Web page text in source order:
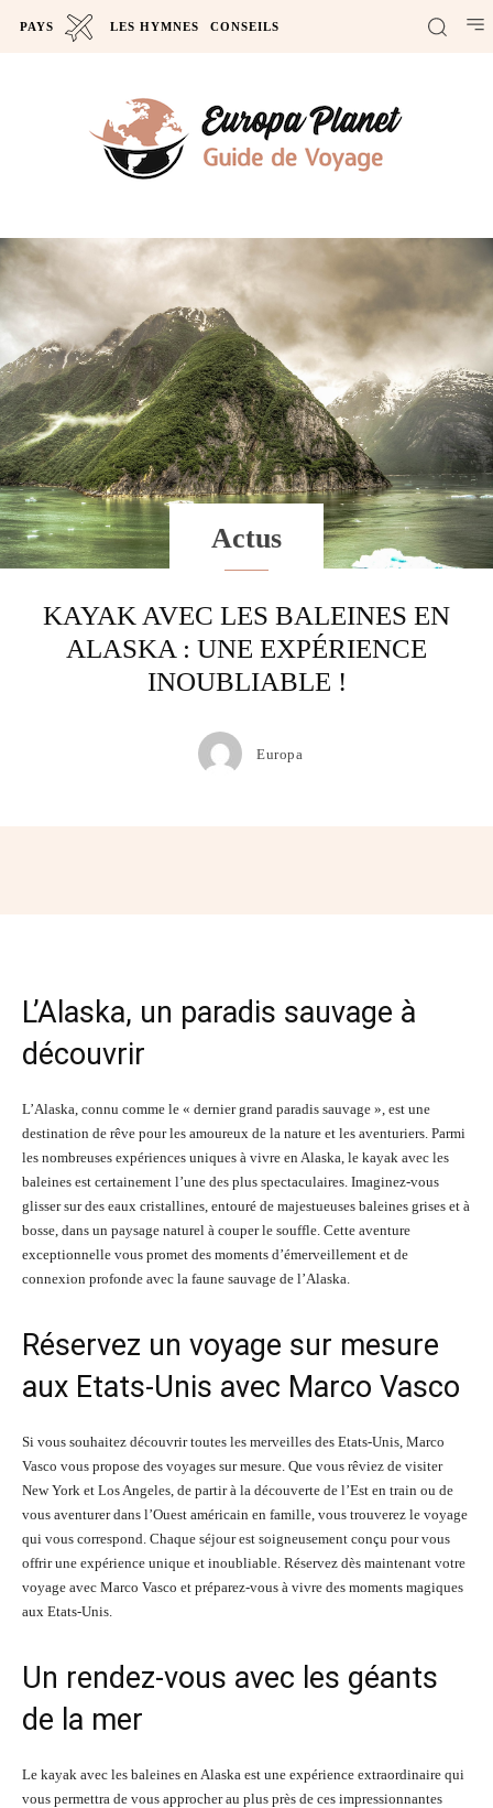
PAYS LES HYMNES CONSEILS
Actus
KAYAK AVEC LES BALEINES EN
ALASKA : UNE EXPÉRIENCE
INOUBLIABLE !
Europa
L’Alaska, un paradis sauvage à
découvrir
L’Alaska, connu comme le « dernier grand paradis sauvage », est une
destination de rêve pour les amoureux de la nature et les aventuriers. Parmi
les nombreuses expériences uniques à vivre en Alaska, le kayak avec les
baleines est certainement l’une des plus spectaculaires. Imaginez-vous
glisser sur des eaux cristallines, entouré de majestueuses baleines grises et à
bosse, dans un paysage naturel à couper le souffle. Cette aventure
exceptionnelle vous promet des moments d’émerveillement et de
connexion profonde avec la faune sauvage de l’Alaska.
Réservez un voyage sur mesure
aux Etats-Unis avec Marco Vasco
Si vous souhaitez découvrir toutes les merveilles des Etats-Unis, Marco
Vasco vous propose des voyages sur mesure. Que vous rêviez de visiter
New York et Los Angeles, de partir à la découverte de l’Est en train ou de
vous aventurer dans l’Ouest américain en famille, vous trouverez le voyage
qui vous correspond. Chaque séjour est soigneusement conçu pour vous
offrir une expérience unique et inoubliable. Réservez dès maintenant votre
voyage avec Marco Vasco et préparez-vous à vivre des moments magiques
aux Etats-Unis.
Un rendez-vous avec les géants
de la mer
Le kayak avec les baleines en Alaska est une expérience extraordinaire qui
vous permettra de vous approcher au plus près de ces impressionnantes